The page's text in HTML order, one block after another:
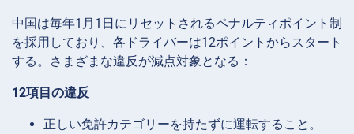
中国は毎年1月1日にリセットされるペナルティポイント制
を採用しており、各ドライバーは12ポイントからスタート
する。さまざまな違反が減点対象となる：
12項目の違反
正しい免許カテゴリーを持たずに運転すること。